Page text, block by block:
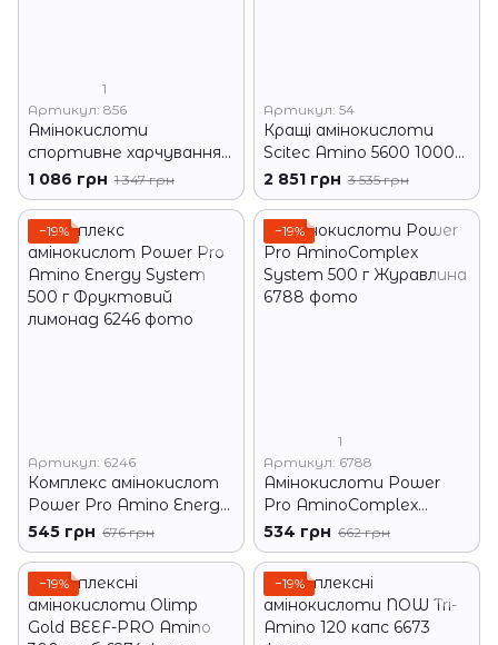
1
Артикул: 856
Амінокислоти
спортивне харчування
Scitec Amino 5600 200
таблеток
1 086 грн 1 347 грн
Артикул: 54
Кращі амінокислоти
Scitec Amino 5600 1000
таб
2 851 грн 3 535 грн
−19%
Артикул: 6246
Комплекс амінокислот
Power Pro Amino Energy
System 500 г
Фруктовий лимонад
545 грн 676 грн
−19%
1
Артикул: 6788
Амінокислоти Power
Pro AminoComplex
System 500 г Журавлина
534 грн 662 грн
−19% −19%